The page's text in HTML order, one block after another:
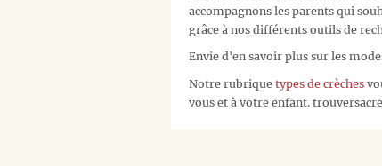
accompagnons les parents qui
grâce à nos différents outils de
Envie d'en savoir plus sur les
Notre rubrique types de crèches
vous et à votre enfant.